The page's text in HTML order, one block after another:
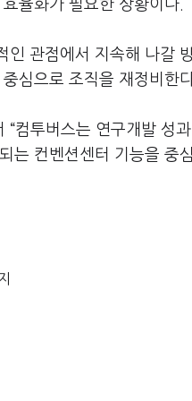
율화가 필요한 상황이다.
인 관점에서 지속해 나갈
심으로 조직을 재정비한
컴투버스는 연구개발 성
는 컨벤션센터 기능을 중